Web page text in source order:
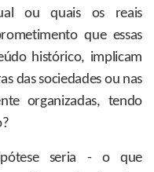
ou quais os reais
que essas
histórico, implicam
das sociedades ou nas
organizadas, tendo
seria - o que